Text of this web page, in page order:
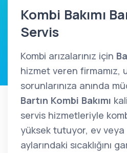
Kombi Bakımı
Servis
Kombi arızalarınız için
hizmet veren firmamız,
sorunlarınıza anında
Bartın Kombi Bakımı
servis hizmetleriyle
yüksek tutuyor, ev veya
aylarındaki sıcaklığını